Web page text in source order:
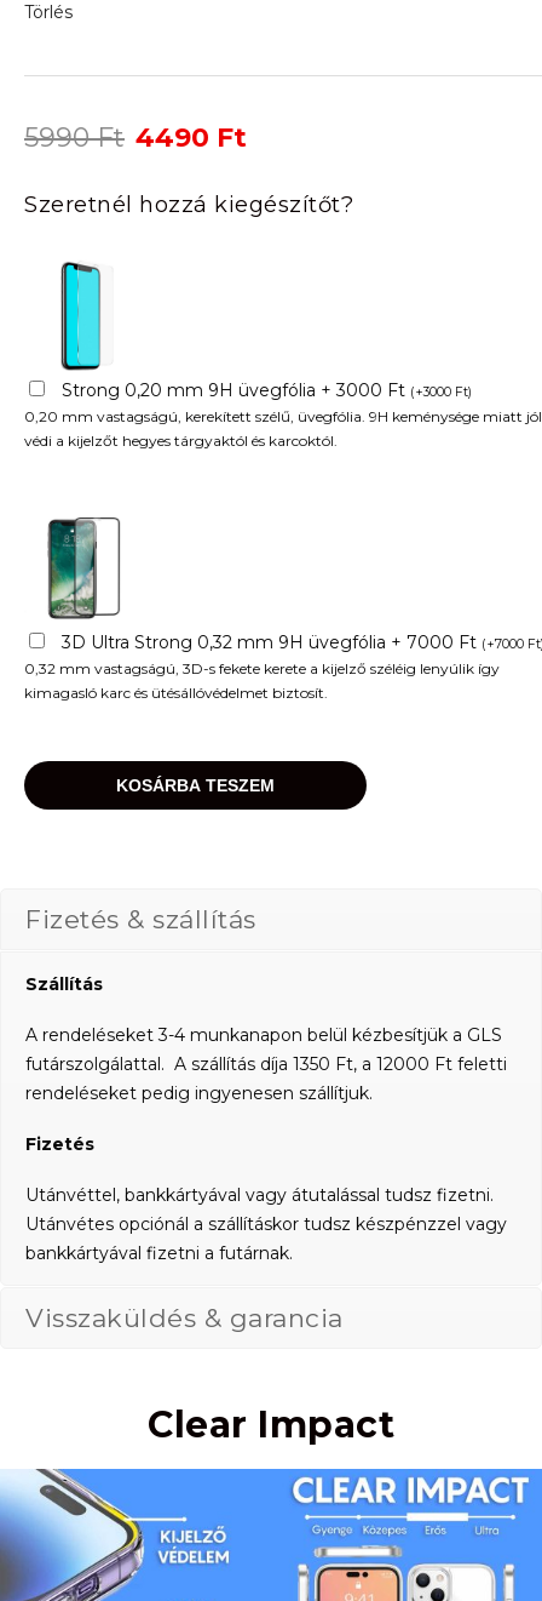
Törlés
5990Ft Original
was:
5990 Ft.
4490 Ft
is:
4490 Ft.
Szeretnél hozzá kiegészítőt?
Strong 0,20 mm 9H üvegfólia + 3000 Ft (+3000 Ft)
0,20 mm vastagságú, kerekített szélű, üvegfólia. 9H keménysége miatt jól
védi a kijelzőt hegyes tárgyaktól és karcoktól.
3D Ultra Strong 0,32 mm 9H üvegfólia + 7000 Ft (+7000 Ft
0,32 mm vastagságú, 3D-s fekete kerete a kijelző széléig lenyúlik így
kimagasló karc és ütésállóvédelmet biztosít.
KOSÁRBA TESZEM
Fizetés & szállítás
Szállítás
A rendeléseket 3-4 munkanapon belül kézbesítjük a GLS
futárszolgálattal. A szállítás díja 1350 Ft, a 12000 Ft feletti
rendeléseket pedig ingyenesen szállítjuk.
Fizetés
Utánvéttel, bankkártyával vagy átutalással tudsz fizetni.
Utánvétes opciónál a szállításkor tudsz készpénzzel vagy
bankkártyával fizetni a futárnak.
Visszaküldés & garancia
Clear Impact